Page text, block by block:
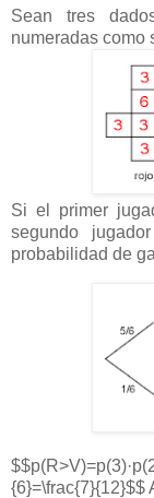
Sean tres
numeradas como
Si el primer
segundo
probabilidad de
{6}=\frac{7}{12}$$